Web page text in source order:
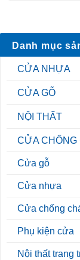
Danh mục
CỬA NHỰA
CỬA GỖ
NỘI THẤT
CỬA CHỐNG
Cửa gỗ
Cửa nhựa
Cửa chống
Phụ kiện cửa
Nội thất trang